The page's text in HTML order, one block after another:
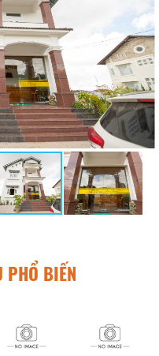
PHỔ BIẾN